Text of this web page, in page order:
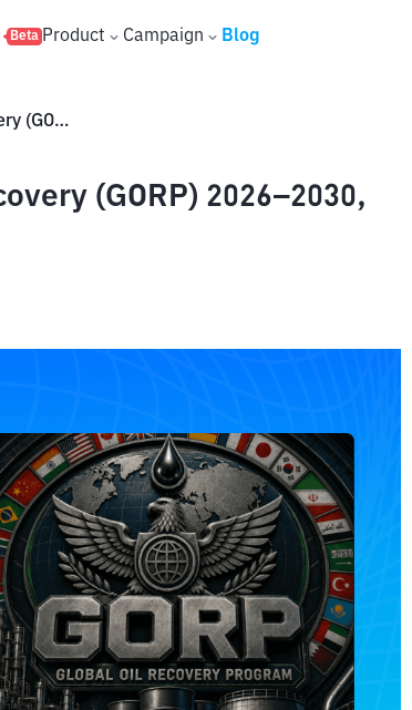
Beta Product Campaign Blog
Prediksi Harga Global Oil Recovery (GORP) 2026–2030, Masih Berpotensi Naik?
(GORP) 2026–2030,